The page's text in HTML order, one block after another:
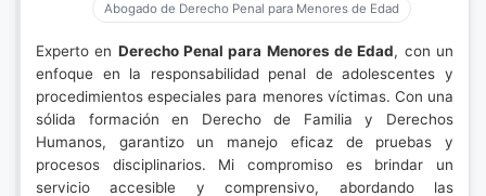
Abogado de Derecho Penal para Menores de Edad
Experto en Derecho Penal para Menores de Edad, con un
enfoque en la responsabilidad penal de adolescentes y
procedimientos especiales para menores víctimas. Con una
sólida formación en Derecho de Familia y Derechos
Humanos, garantizo un manejo eficaz de pruebas y
procesos disciplinarios. Mi compromiso es brindar un
servicio accesible y comprensivo, abordando las